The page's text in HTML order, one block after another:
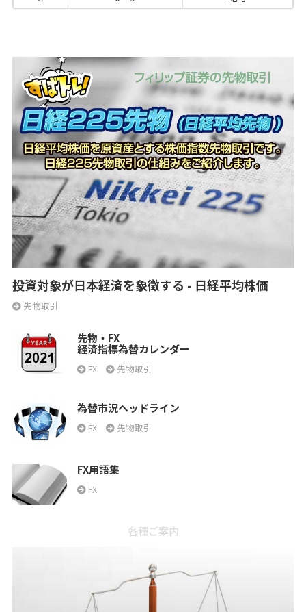
投資対象が日本経済を象徴する - 日経平均株価
先物取引
先物・FX
経済指標為替カレンダー
FX 先物取引
為替市況ヘッドライン
FX 先物取引
FX用語集
FX
各種ご案内